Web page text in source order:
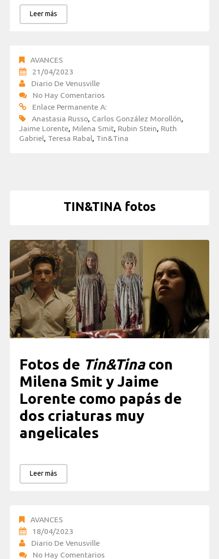
Leer más
AVANCES
21/04/2023
Diario De Venusville
No Hay Comentarios
Enlace Permanente A:
Anastasia Russo, Carlos González Morollón,
Jaime Lorente, Milena Smit, Rubin Stein, Ruth
Gabriel, Teresa Rabal, Tin&Tina
TIN&TINA fotos
Fotos de Tin&Tinacon
Milena Smit y Jaime
Lorente como papás de
dos criaturas muy
angelicales
Leer más
AVANCES
18/04/2023
Diario De Venusville
No Hay Comentarios